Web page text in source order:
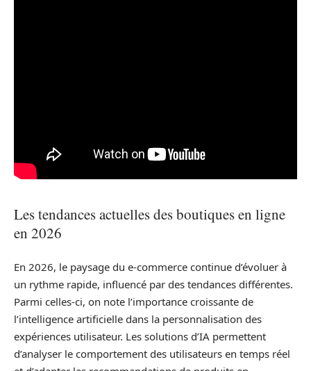
Les tendances actuelles des boutiques en ligne
en 2026
En 2026, le paysage du e-commerce continue d’évoluer à
un rythme rapide, influencé par des tendances différentes.
Parmi celles-ci, on note l’importance croissante de
l’intelligence artificielle dans la personnalisation des
expériences utilisateur. Les solutions d’IA permettent
d’analyser le comportement des utilisateurs en temps réel